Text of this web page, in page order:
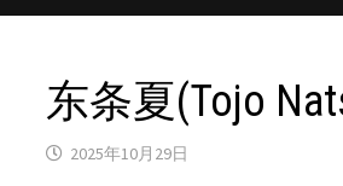
东条夏(Tojo
2025年10月29日